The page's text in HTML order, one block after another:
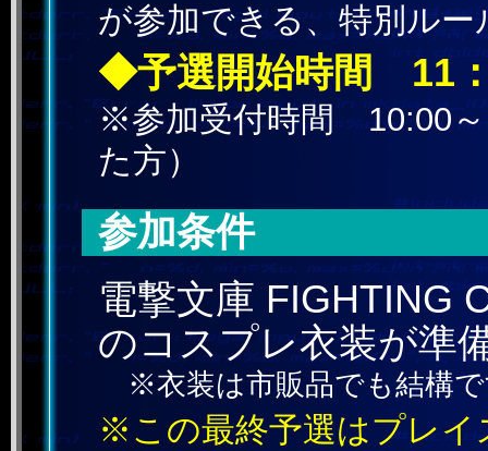
が参加できる、特別ル
◆予選開始時間 11
※参加受付時間 10:00～
た方）
参加条件
電撃文庫 FIGHTING
のコスプレ衣装が準
※衣装は市販品でも結構
※この最終予選はプレイ